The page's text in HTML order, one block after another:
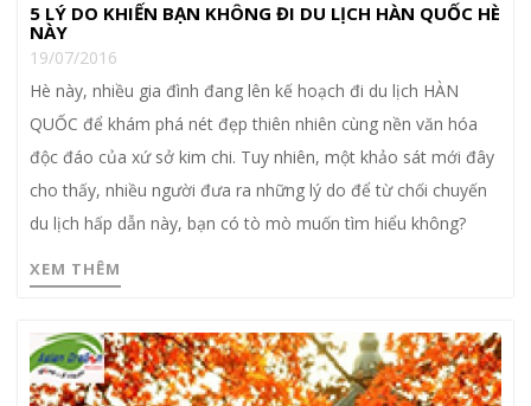
5 LÝ DO KHIẾN BẠN KHÔNG ĐI DU LỊCH HÀN QUỐC HÈ
NÀY
19/07/2016
Hè này, nhiều gia đình đang lên kế hoạch đi du lịch HÀN
QUỐC để khám phá nét đẹp thiên nhiên cùng nền văn hóa
độc đáo của xứ sở kim chi. Tuy nhiên, một khảo sát mới đây
cho thấy, nhiều người đưa ra những lý do để từ chối chuyến
du lịch hấp dẫn này, bạn có tò mò muốn tìm hiểu không?
XEM THÊM